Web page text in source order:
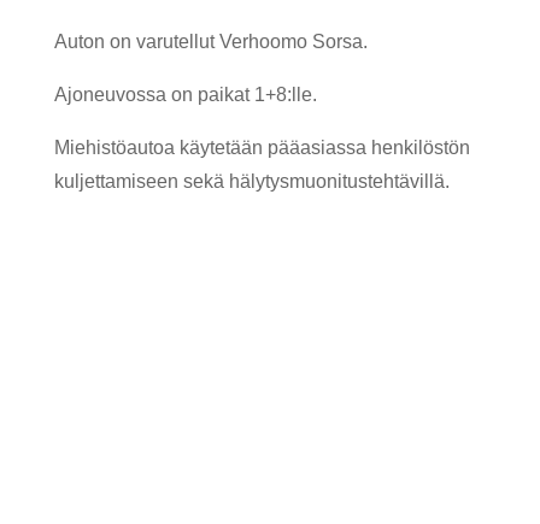
Auton on varutellut Verhoomo Sorsa.
Ajoneuvossa on paikat 1+8:lle.
Miehistöautoa käytetään pääasiassa henkilöstön
kuljettamiseen sekä hälytysmuonitustehtävillä.